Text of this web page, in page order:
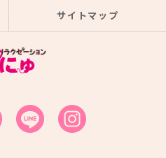
サイトマップ